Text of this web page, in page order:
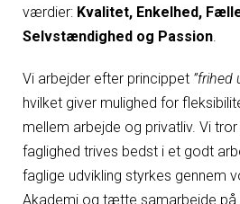
værdier: Kvalitet, Enkelhed,
Selvstændighed og Passion.
Vi arbejder efter princippet ”frihed
hvilket giver mulighed for
mellem arbejde og privatliv. Vi
faglighed trives bedst i et godt
faglige udvikling styrkes gennem
Akademi og tætte samarbejde